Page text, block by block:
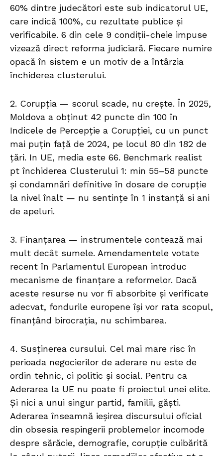
60% dintre judecători este sub indicatorul UE,
care indică 100%, cu rezultate publice și
verificabile. 6 din cele 9 condiții-cheie impuse
vizează direct reforma judiciară. Fiecare numire
opacă în sistem e un motiv de a întârzia
închiderea clusterului.
2. Corupția — scorul scade, nu crește. În 2025,
Moldova a obținut 42 puncte din 100 în
Indicele de Percepție a Corupției, cu un punct
mai puțin față de 2024, pe locul 80 din 182 de
țări. In UE, media este 66. Benchmark realist
pt închiderea Clusterului 1: min 55–58 puncte
și condamnări definitive în dosare de corupție
la nivel înalt — nu sentințe în 1 instanță si ani
de apeluri.
3. Finanțarea — instrumentele contează mai
mult decât sumele. Amendamentele votate
recent în Parlamentul European introduc
mecanisme de finanțare a reformelor. Dacă
aceste resurse nu vor fi absorbite și verificate
adecvat, fondurile europene își vor rata scopul,
finanțând birocrația, nu schimbarea.
4. Susținerea cursului. Cel mai mare risc în
perioada negocierilor de aderare nu este de
ordin tehnic, ci politic și social. Pentru ca
Aderarea la UE nu poate fi proiectul unei elite.
Și nici a unui singur partid, familii, găști.
Aderarea înseamnă ieșirea discursului oficial
din obsesia respingerii problemelor incomode
despre sărăcie, demografie, corupție cuibărită